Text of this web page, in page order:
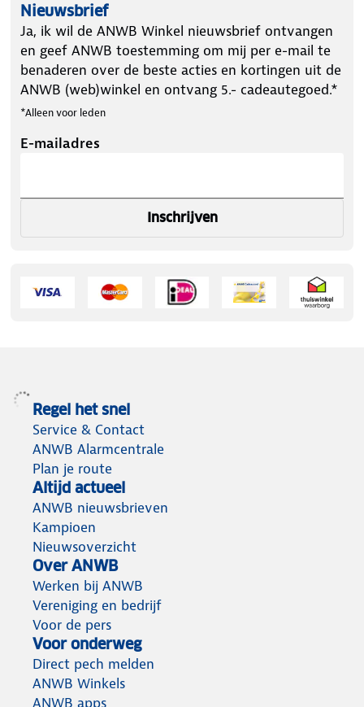
Nieuwsbrief
Ja, ik wil de ANWB Winkel nieuwsbrief ontvangen
en geef ANWB toestemming om mij per e-mail te
benaderen over de beste acties en kortingen uit de
ANWB (web)winkel en ontvang 5.- cadeautegoed.*
*Alleen voor leden
E-mailadres
Inschrijven
Regel het snel
Service & Contact
ANWB Alarmcentrale
Plan je route
Altijd actueel
ANWB nieuwsbrieven
Kampioen
Nieuwsoverzicht
Over ANWB
Werken bij ANWB
Vereniging en bedrijf
Voor de pers
Voor onderweg
Direct pech melden
ANWB Winkels
ANWB apps